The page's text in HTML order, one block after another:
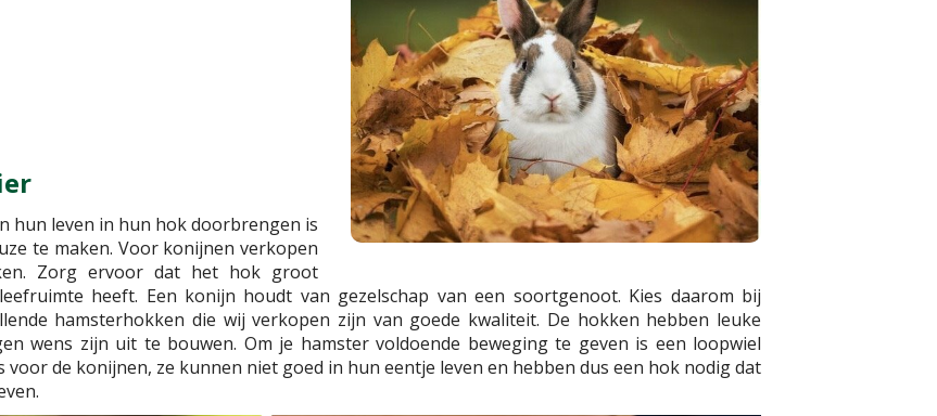
hun leven in hun hok doorbrengen is
te maken. Voor konijnen verkopen
Zorg ervoor dat het hok groot
heeft. Een konijn houdt van gezelschap van een soortgenoot. Kies daarom bij
hamsterhokken die wij verkopen zijn van goede kwaliteit. De hokken hebben leuke
wens zijn uit te bouwen. Om je hamster voldoende beweging te geven is een loopwiel
voor de konijnen, ze kunnen niet goed in hun eentje leven en hebben dus een hok nodig dat